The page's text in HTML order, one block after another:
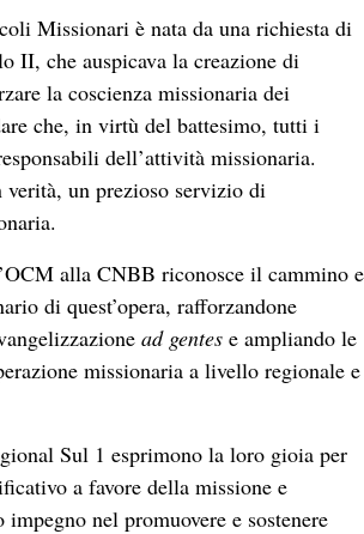
Missionari è nata da una richiesta di
II, che auspicava la creazione di
la coscienza missionaria dei
che, in virtù del battesimo, tutti i
dell’attività missionaria.
verità, un prezioso servizio di
alla CNBB riconosce il cammino e
di quest’opera, rafforzandone
ad gentes e ampliando le
missionaria a livello regionale e
Sul 1 esprimono la loro gioia per
a favore della missione e
nel promuovere e sostenere